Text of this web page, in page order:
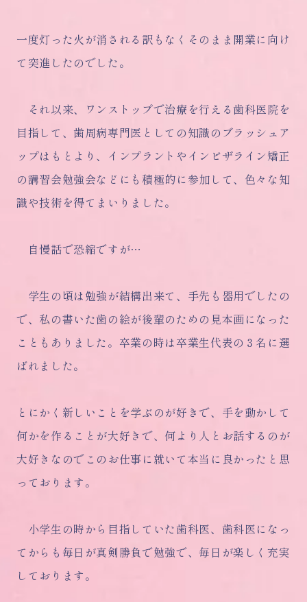
一度灯った火が消される訳もなくそのまま開業に向け
て突進したのでした。
それ以来、ワンストップで治療を行える歯科医院を
目指して、歯周病専門医としての知識のブラッシュア
ップはもとより、インプラントやインビザライン矯正
の講習会勉強会などにも積極的に参加して、色々な知
識や技術を得てまいりました。
自慢話で恐縮ですが…
学生の頃は勉強が結構出来て、手先も器用でしたの
で、私の書いた歯の絵が後輩のための見本画になった
こともありました。卒業の時は卒業生代表の３名に選
ばれました。
とにかく新しいことを学ぶのが好きで、手を動かして
何かを作ることが大好きで、何より人とお話するのが
大好きなのでこのお仕事に就いて本当に良かったと思
っております。
小学生の時から目指していた歯科医、歯科医になっ
てからも毎日が真剣勝負で勉強で、毎日が楽しく充実
しております。